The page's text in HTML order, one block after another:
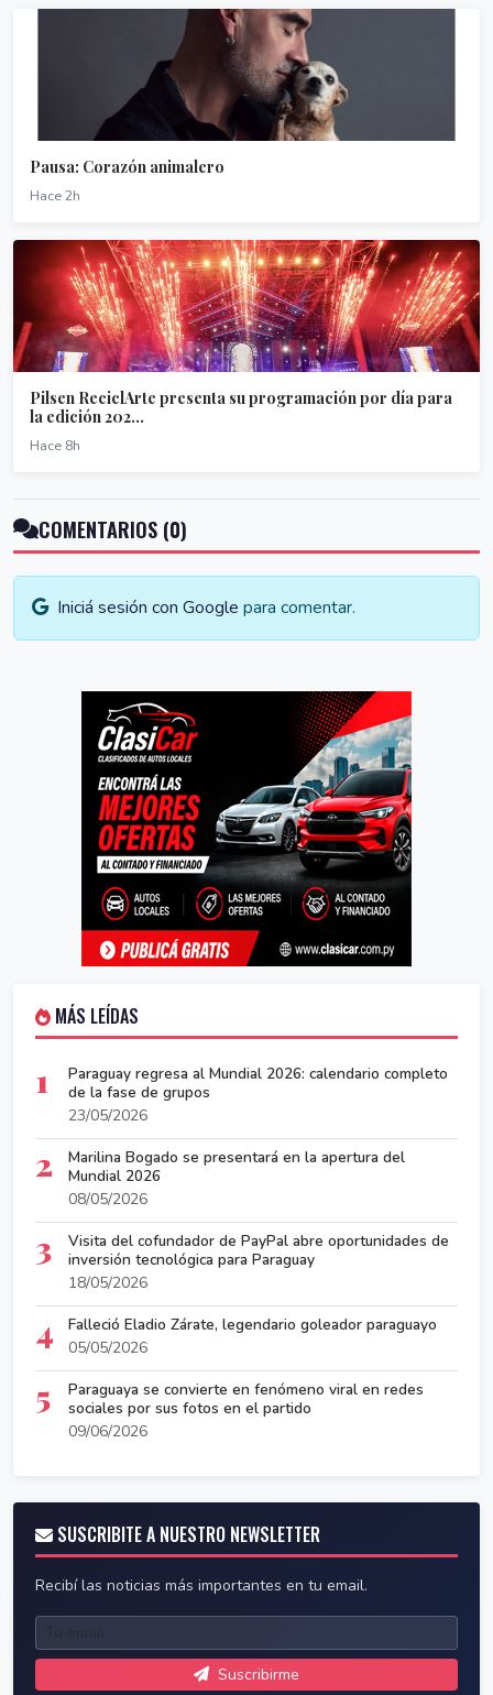
Pausa: Corazón animalero
Hace 2h
Pilsen ReciclArte presenta su programación por día para
la edición 202...
Hace 8h
COMENTARIOS (0)
Iniciá sesión con Google para comentar.
MÁS LEÍDAS
1
Paraguay regresa al Mundial 2026: calendario completo
de la fase de grupos
23/05/2026
2
Marilina Bogado se presentará en la apertura del
Mundial 2026
08/05/2026
3
Visita del cofundador de PayPal abre oportunidades de
inversión tecnológica para Paraguay
18/05/2026
4
Falleció Eladio Zárate, legendario goleador paraguayo
05/05/2026
5
Paraguaya se convierte en fenómeno viral en redes
sociales por sus fotos en el partido
09/06/2026
SUSCRIBITE A NUESTRO NEWSLETTER
Recibí las noticias más importantes en tu email.
Suscribirme